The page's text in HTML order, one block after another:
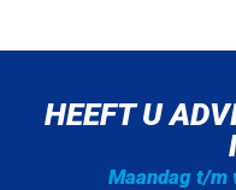
HEEFT U
Maandag t/